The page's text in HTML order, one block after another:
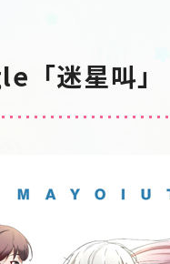
迷星叫」